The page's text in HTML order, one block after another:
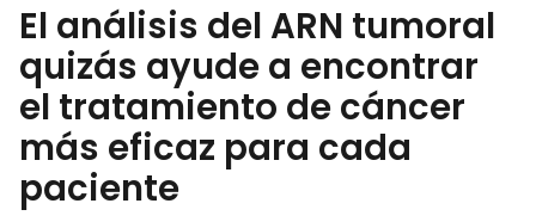
El análisis del ARN tumoral
quizás ayude a encontrar
el tratamiento de cáncer
más eficaz para cada
paciente